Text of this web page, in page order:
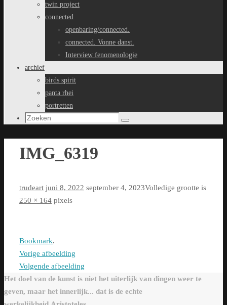
twin project
connected
openbaring/connected.
connected. Vonne danst.
Interview fenomenologie
archief
birds spirit
panta rhei
portretten
Zoeken
Zoeken
IMG_6319
trudeart juni 8, 2022 september 4, 2023Volledige grootte is
250 × 164 pixels
Bookmark.
Vorige afbeelding
Volgende afbeelding
Het doel van de kunst is niet het uiterlijk van dingen weer te
geven, maar het innerlijk... dat is de echte